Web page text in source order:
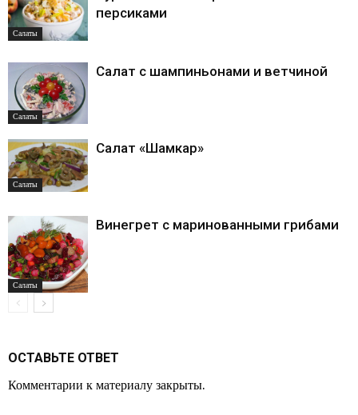
Салаты
персиками
Салаты
Салат с шампиньонами и ветчиной
Салаты
Салат «Шамкар»
Салаты
Винегрет с маринованными грибами
ОСТАВЬТЕ ОТВЕТ
Комментарии к материалу закрыты.